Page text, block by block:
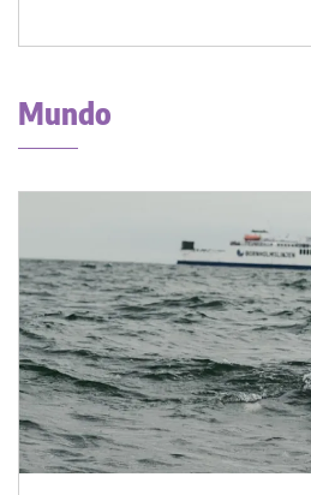
Mundo